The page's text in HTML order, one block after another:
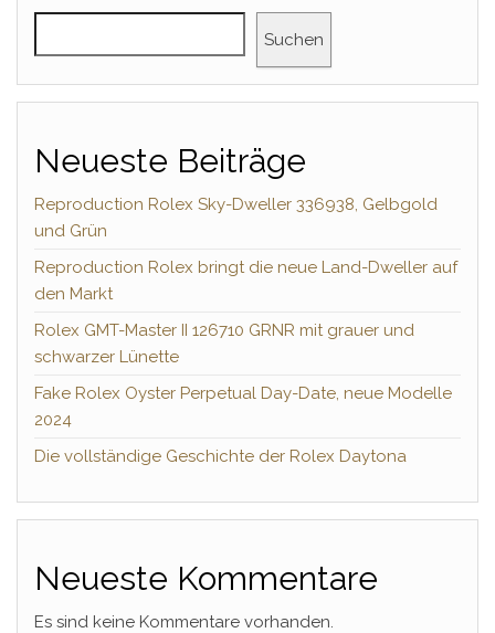
Suchen
Neueste Beiträge
Reproduction Rolex Sky-Dweller 336938, Gelbgold
und Grün
Reproduction Rolex bringt die neue Land-Dweller auf
den Markt
Rolex GMT-Master II 126710 GRNR mit grauer und
schwarzer Lünette
Fake Rolex Oyster Perpetual Day-Date, neue Modelle
2024
Die vollständige Geschichte der Rolex Daytona
Neueste Kommentare
Es sind keine Kommentare vorhanden.